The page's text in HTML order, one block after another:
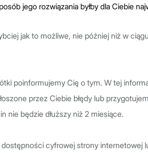
jego rozwiązania byłby dla Ciebie
jak to możliwe, nie później niż w
poinformujemy Cię o tym. W tej
przez Ciebie błędy lub
nie będzie dłuższy niż 2 miesiące.
cyfrowej strony internetowej